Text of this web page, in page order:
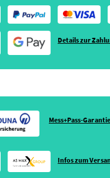
Details zur
Mess+Pass-Garantie
Infos zum